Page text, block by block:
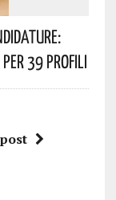
Per 39 Profili